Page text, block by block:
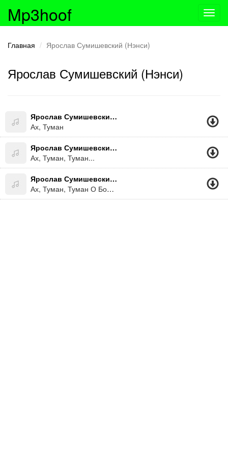
Mp3hoof
Главная Ярослав Сумишевский (Нэнси)
Ярослав Сумишевский (Нэнси)
Ярослав Сумишевский (Нэнси)
Ах, Туман
Ярослав Сумишевский (Нэнси)
Ах, Туман, Туман...
Ярослав Сумишевский (Нэнси)
Ах, Туман, Туман О Боже...